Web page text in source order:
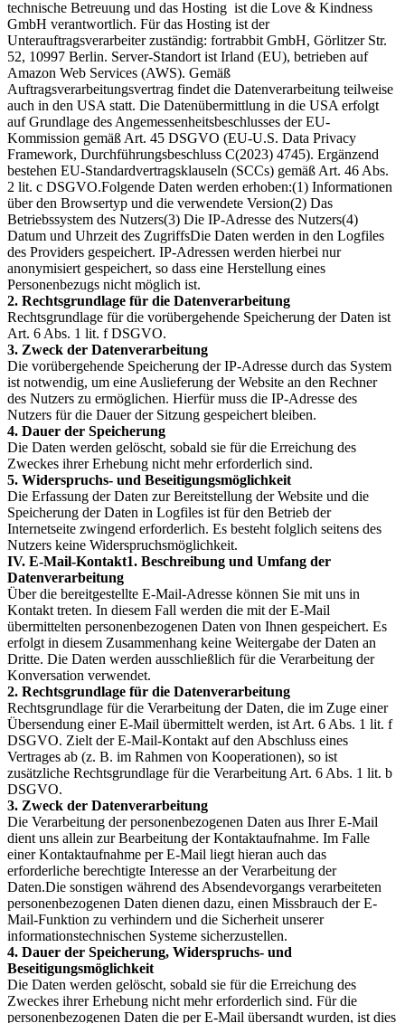
technische Betreuung und das Hosting ist die Love & Kindness
GmbH verantwortlich. Für das Hosting ist der
Unterauftragsverarbeiter zuständig: fortrabbit GmbH, Görlitzer Str.
52, 10997 Berlin. Server-Standort ist Irland (EU), betrieben auf
Amazon Web Services (AWS). Gemäß
Auftragsverarbeitungsvertrag findet die Datenverarbeitung teilweise
auch in den USA statt. Die Datenübermittlung in die USA erfolgt
auf Grundlage des Angemessenheitsbeschlusses der EU-
Kommission gemäß Art. 45 DSGVO (EU-U.S. Data Privacy
Framework, Durchführungsbeschluss C(2023) 4745). Ergänzend
bestehen EU-Standardvertragsklauseln (SCCs) gemäß Art. 46 Abs.
2 lit. c DSGVO.Folgende Daten werden erhoben:(1) Informationen
über den Browsertyp und die verwendete Version(2) Das
Betriebssystem des Nutzers(3) Die IP-Adresse des Nutzers(4)
Datum und Uhrzeit des ZugriffsDie Daten werden in den Logfiles
des Providers gespeichert. IP-Adressen werden hierbei nur
anonymisiert gespeichert, so dass eine Herstellung eines
Personenbezugs nicht möglich ist.
2. Rechtsgrundlage für die Datenverarbeitung
Rechtsgrundlage für die vorübergehende Speicherung der Daten ist
Art. 6 Abs. 1 lit. f DSGVO.
3. Zweck der Datenverarbeitung
Die vorübergehende Speicherung der IP-Adresse durch das System
ist notwendig, um eine Auslieferung der Website an den Rechner
des Nutzers zu ermöglichen. Hierfür muss die IP-Adresse des
Nutzers für die Dauer der Sitzung gespeichert bleiben.
4. Dauer der Speicherung
Die Daten werden gelöscht, sobald sie für die Erreichung des
Zweckes ihrer Erhebung nicht mehr erforderlich sind.
5. Widerspruchs- und Beseitigungsmöglichkeit
Die Erfassung der Daten zur Bereitstellung der Website und die
Speicherung der Daten in Logfiles ist für den Betrieb der
Internetseite zwingend erforderlich. Es besteht folglich seitens des
Nutzers keine Widerspruchsmöglichkeit.
IV. E-Mail-Kontakt1. Beschreibung und Umfang der
Datenverarbeitung
Über die bereitgestellte E-Mail-Adresse können Sie mit uns in
Kontakt treten. In diesem Fall werden die mit der E-Mail
übermittelten personenbezogenen Daten von Ihnen gespeichert. Es
erfolgt in diesem Zusammenhang keine Weitergabe der Daten an
Dritte. Die Daten werden ausschließlich für die Verarbeitung der
Konversation verwendet.
2. Rechtsgrundlage für die Datenverarbeitung
Rechtsgrundlage für die Verarbeitung der Daten, die im Zuge einer
Übersendung einer E-Mail übermittelt werden, ist Art. 6 Abs. 1 lit. f
DSGVO. Zielt der E-Mail-Kontakt auf den Abschluss eines
Vertrages ab (z. B. im Rahmen von Kooperationen), so ist
zusätzliche Rechtsgrundlage für die Verarbeitung Art. 6 Abs. 1 lit. b
DSGVO.
3. Zweck der Datenverarbeitung
Die Verarbeitung der personenbezogenen Daten aus Ihrer E-Mail
dient uns allein zur Bearbeitung der Kontaktaufnahme. Im Falle
einer Kontaktaufnahme per E-Mail liegt hieran auch das
erforderliche berechtigte Interesse an der Verarbeitung der
Daten.Die sonstigen während des Absendevorgangs verarbeiteten
personenbezogenen Daten dienen dazu, einen Missbrauch der E-
Mail-Funktion zu verhindern und die Sicherheit unserer
informationstechnischen Systeme sicherzustellen.
4. Dauer der Speicherung, Widerspruchs- und
Beseitigungsmöglichkeit
Die Daten werden gelöscht, sobald sie für die Erreichung des
Zweckes ihrer Erhebung nicht mehr erforderlich sind. Für die
personenbezogenen Daten die per E-Mail übersandt wurden, ist dies